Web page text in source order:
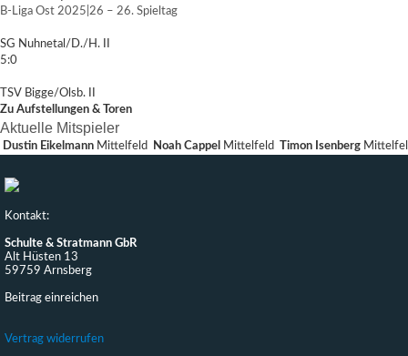
B-Liga Ost 2025|26 – 26. Spieltag
SG Nuhnetal/D./H. II
5:0
TSV Bigge/Olsb. II
Zu Aufstellungen & Toren
Aktuelle Mitspieler
Dustin Eikelmann Mittelfeld Noah Cappel Mittelfeld Timon Isenberg
Kontakt:
Schulte & Stratmann GbR
Alt Hüsten 13
59759 Arnsberg
Beitrag einreichen
Vertrag widerrufen